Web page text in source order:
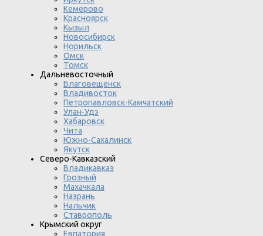
Кемерово
Красноярск
Кызыл
Новосибирск
Норильск
Омск
Томск
Дальневосточный
Благовещенск
Владивосток
Петропавловск-Камчатский
Улан-Удэ
Хабаровск
Чита
Южно-Сахалинск
Якутск
Северо-Кавказский
Владикавказ
Грозный
Махачкала
Назрань
Нальчик
Ставрополь
Крымский округ
Евпатория